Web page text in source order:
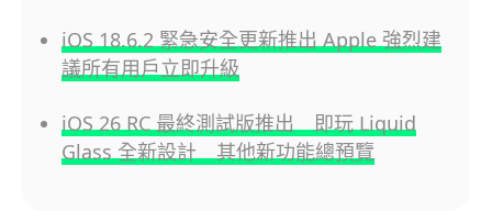
iOS 18.6.2 緊急安全更新推出 Apple 強烈建
議所有用戶立即升級
iOS 26 RC 最終測試版推出 即玩 Liquid
Glass 全新設計 其他新功能總預覽